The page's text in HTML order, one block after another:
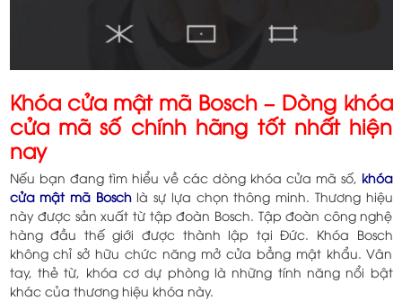
Khóa cửa mật mã Bosch – Dòng khóa
cửa mã số chính hãng tốt nhất hiện
nay
Nếu bạn đang tìm hiểu về các dòng khóa cửa mã số, khóa
cửa mật mã Boschlà sự lựa chọn thông minh. Thương hiệu
này được sản xuất từ tập đoàn Bosch. Tập đoàn công nghệ
hàng đầu thế giới được thành lập tại Đức. Khóa Bosch
không chỉ sở hữu chức năng mở cửa bẳng mật khẩu. Vân
tay, thẻ từ, khóa cơ dự phòng là những tính năng nổi bật
khác của thương hiệu khóa này.